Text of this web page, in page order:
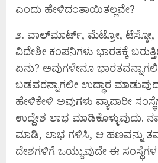
ಎಂದು ಹೇಳಿದಂತಾಯಿತಲ್ಲವೇ?
೨. ವಾಲ್‌ಮಾರ್ಟ್, ಮೆಟ್ರೋ, ಟೆಸ್ಕೋ,
ವಿದೇಶೀ ಕಂಪನಿಗಳು ಭಾರತಕ್ಕೆ
ಏನು? ಅವುಗಳೇನೂ
ಬಡವರನ್ನಾಗಲೀ ಉದ್ಧಾರ
ಹೇಳಿಕೇಳಿ ಅವುಗಳು ವ್ಯಾಪಾರೀ
ಉದ್ದೇಶ ಲಾಭ ಮಾಡಿಕೊಳ್ಳುವುದು.
ಮಾಡಿ, ಲಾಭ ಗಳಿಸಿ, ಆ ಹಣವನ್ನು
ದೇಶಗಳಿಗೆ ಒಯ್ಯುವುದೇ ಈ